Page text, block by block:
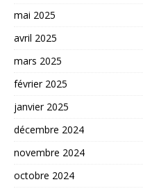
mai 2025
avril 2025
mars 2025
février 2025
janvier 2025
décembre 2024
novembre 2024
octobre 2024